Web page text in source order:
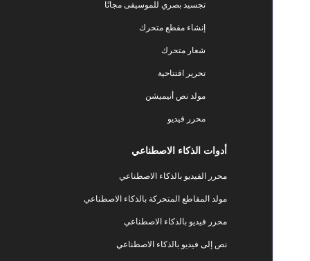
تجسيد بصري للموسيقى مجانًا
إنشاء مقطع متحرك
شعار متحرك
تحرير افتتاحية
مولد نص أنيميشن
محرر فيديو
أدوات الذكاء الاصطناعي
محرر الفيديو بالذكاء الاصطناعي
مولد المقاطع المتحركة بالذكاء الاصطناعي
محرر فيديو بالذكاء الاصطناعي
نص إلى فيديو بالذكاء الاصطناعي